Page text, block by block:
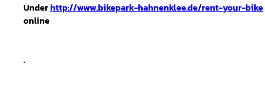
Underhttp://www.bikepark-hahnenklee.de/rent-your-bike
online
.